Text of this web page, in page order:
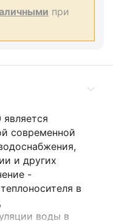
при
современной
и других
-
в
воды в